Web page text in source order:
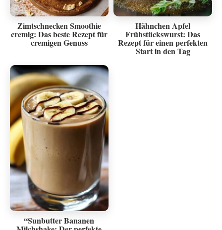
Zimtschnecken Smoothie
cremig: Das beste Rezept für
cremigen Genuss
Hähnchen Apfel
Frühstückswurst: Das
Rezept für einen perfekten
Start in den Tag
“Sunbutter Bananen